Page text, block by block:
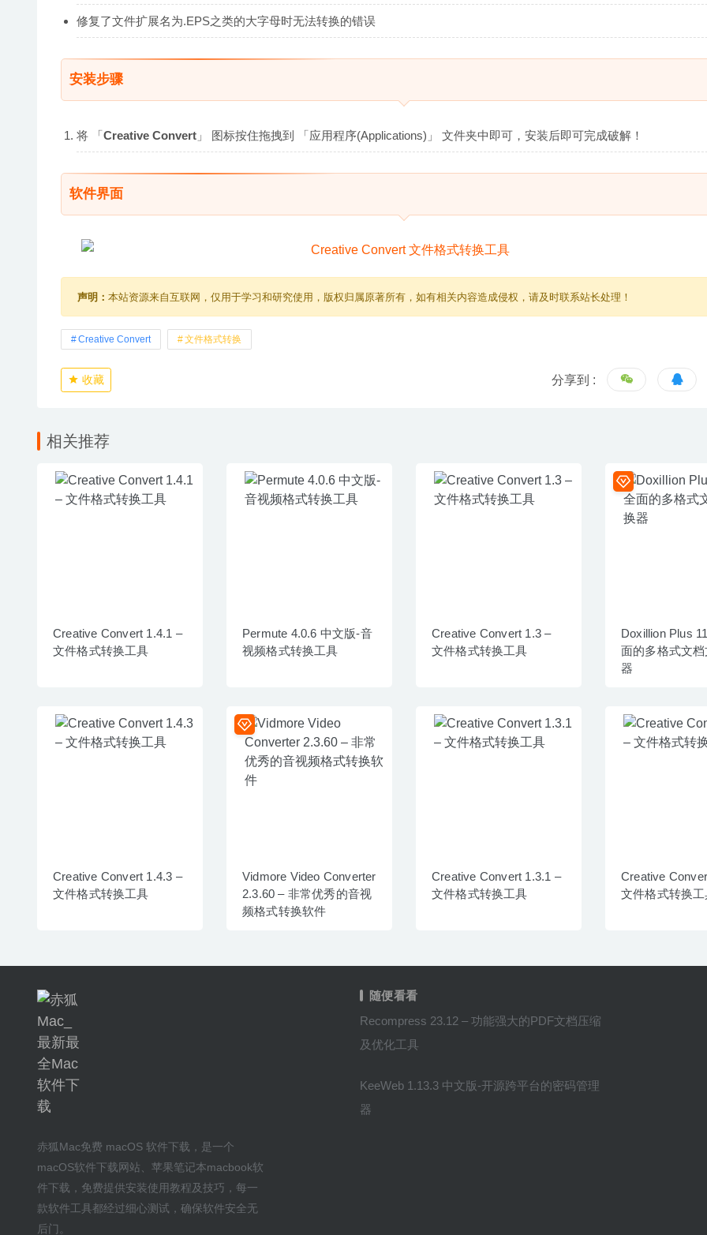
修复了文件扩展名为.EPS之类的大字母时无法转换的错误
安装步骤
将 「Creative Convert 」 图标按住拖拽到 「应用程序(Applications)」 文件夹中即可，安装后即可完成破解！
软件界面
声明： 本站资源来自互联网，仅用于学习和研究使用，版权归属原著所有，如有相关内容造成侵权，请及时联系站长处理！
Creative Convert 文件格式转换
收藏 分享到 :
相关推荐
Creative Convert 1.4.1 –
文件格式转换工具
Permute 4.0.6 中文版-音
视频格式转换工具
Creative Convert 1.3 –
文件格式转换工具
Doxillion Plus
面的多格式文
器
Creative Convert 1.4.3 –
文件格式转换工具
Vidmore Video Converter
2.3.60 – 非常优秀的音视
频格式转换软件
Creative Convert 1.3.1 –
文件格式转换工具
Creative
文件格式转换工
赤狐Mac免费 macOS 软件下载 ，是一个
macOS软件下载网站
苹果笔记本macbook软
件下载 ，免费提供安装使用教程及技巧 ，每一
款软件工具都经过细心测试，确保软件安全无
后门。
随便看看
Recompress 23.12 – 功能强大的PDF文档压缩
及优化工具
KeeWeb 1.13.3 中文版-开源跨平台的密码管理
器